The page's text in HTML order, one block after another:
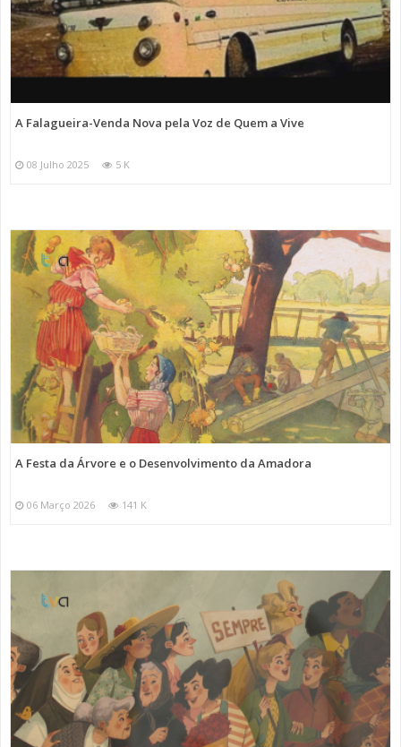
A Falagueira-Venda Nova pela Voz de Quem a Vive
08 Julho 2025 5 K
A Festa da Árvore e o Desenvolvimento da Amadora
06 Março 2026 141 K